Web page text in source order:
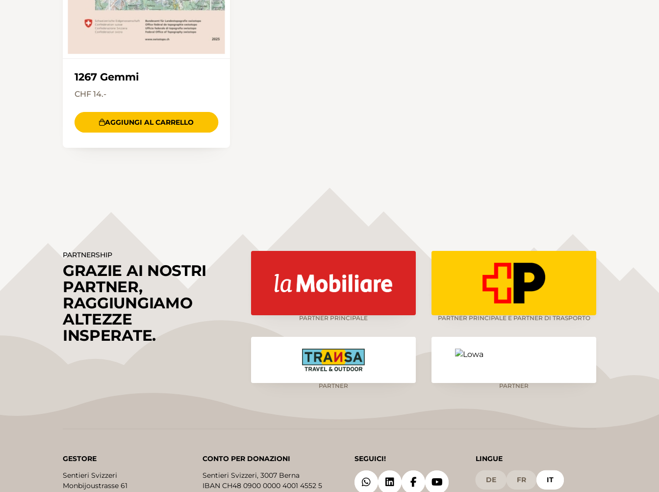
1267 Gemmi
CHF 14.-
AGGIUNGI AL CARRELLO
PARTNERSHIP
GRAZIE AI NOSTRI
PARTNER,
RAGGIUNGIAMO
ALTEZZE
INSPERATE.
PARTNER PRINCIPALE PARTNER PRINCIPALE E PARTNER DI TRASPORTO
PARTNER PARTNER
GESTORE
Sentieri Svizzeri
Monbijoustrasse 61
CONTO PER DONAZIONI
Sentieri Svizzeri, 3007 Berna
IBAN CH48 0900 0000 4001 4552 5
SEGUICI! LINGUE
DE FR IT